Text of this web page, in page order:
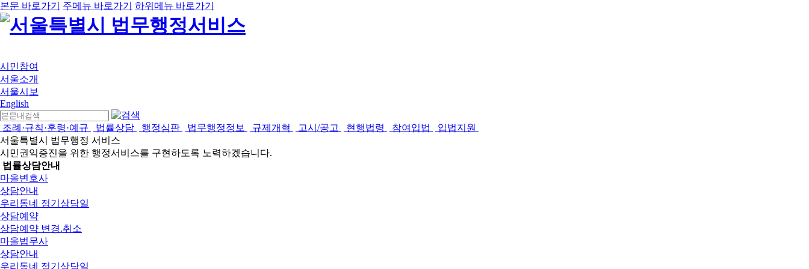
본문 바로가기 주메뉴 바로가기 하위메뉴 바로가기
시민참여
서울소개
서울시보
English
조례·규칙·훈령·예규 법률상담 행정심판 법무행정정보 규제개혁 고시/공고 현행법령 참여입법
입법지원
서울특별시 법무행정 서비스
시민권익증진을 위한 행정서비스를 구현하도록 노력하겠습니다.
법률상담안내
마을변호사
상담안내
우리동네 정기상담일
상담예약
상담예약 변경.취소
마을법무사
상담안내
우리동네 정기상담일